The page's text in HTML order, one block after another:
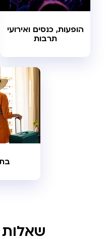
הופעות, כנסים ואירועי
תרבות
שאלות